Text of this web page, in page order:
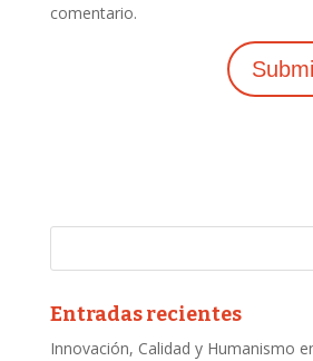
comentario.
Entradas recientes
Innovación, Calidad y Humanismo